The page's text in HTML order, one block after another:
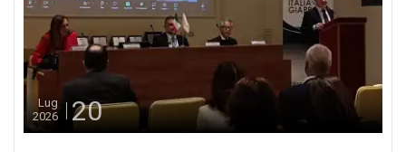
Lug
2026
20